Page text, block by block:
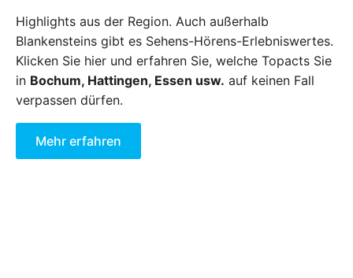
Highlights aus der Region. Auch außerhalb
Blankensteins gibt es Sehens-Hörens-Erlebniswertes.
Klicken Sie hier und erfahren Sie, welche Topacts Sie
in Bochum, Hattingen, Essen usw. auf keinen Fall
verpassen dürfen.
Mehr erfahren